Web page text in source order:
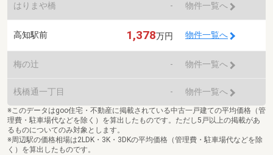
はりまや橋 - 物件一覧へ
高知駅前 1,378万円 物件一覧へ
梅の辻 - 物件一覧へ
桟橋通一丁目 - 物件一覧へ
※このデータはgoo住宅・不動産に掲載されている中古一戸建ての平均価格（管
理費・駐車場代などを除く）を算出したものです。ただし5戸以上の掲載があ
るものについてのみ対象とします。
※周辺駅の価格相場は2LDK・3K・3DKの平均価格（管理費・駐車場代などを除
く）を算出したものです。